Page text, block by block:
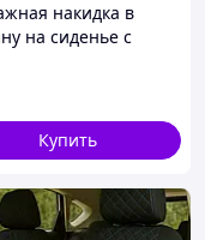
накидка в
на сиденье с
серая
накидка
см
Купить